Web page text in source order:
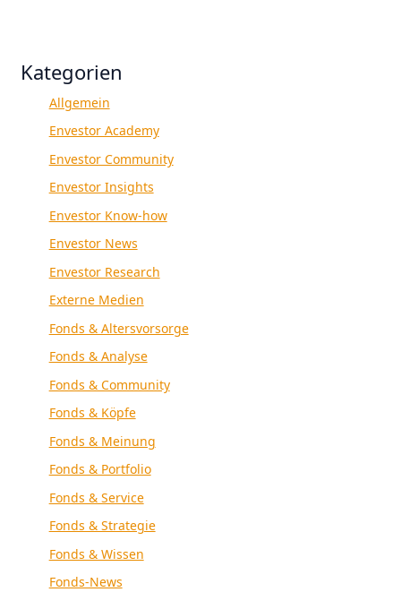
Kategorien
Allgemein
Envestor Academy
Envestor Community
Envestor Insights
Envestor Know-how
Envestor News
Envestor Research
Externe Medien
Fonds & Altersvorsorge
Fonds & Analyse
Fonds & Community
Fonds & Köpfe
Fonds & Meinung
Fonds & Portfolio
Fonds & Service
Fonds & Strategie
Fonds & Wissen
Fonds-News